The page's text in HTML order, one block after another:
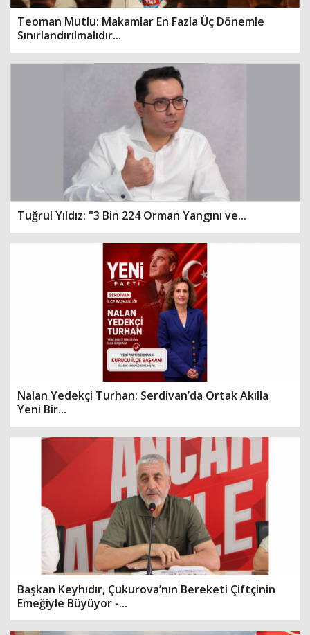
Teoman Mutlu: Makamlar En Fazla Üç Dönemle
Sınırlandırılmalıdır...
Tuğrul Yıldız: "3 Bin 224 Orman Yangını ve...
Nalan Yedekçi Turhan: Serdivan’da Ortak Akılla
Yeni Bir...
Başkan Keyhıdır, Çukurova’nın Bereketi Çiftçinin
Emeğiyle Büyüyor -...